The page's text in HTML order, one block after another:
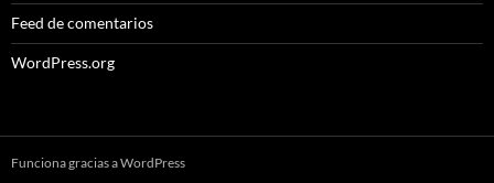
Feed de comentarios
WordPress.org
Funciona gracias a WordPress